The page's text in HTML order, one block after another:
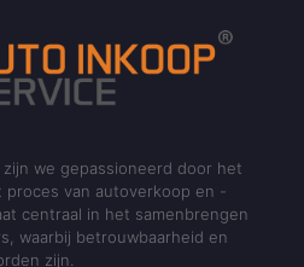
we gepassioneerd door het
proces van autoverkoop en -
centraal in het samenbrengen
waarbij betrouwbaarheid en
zijn.